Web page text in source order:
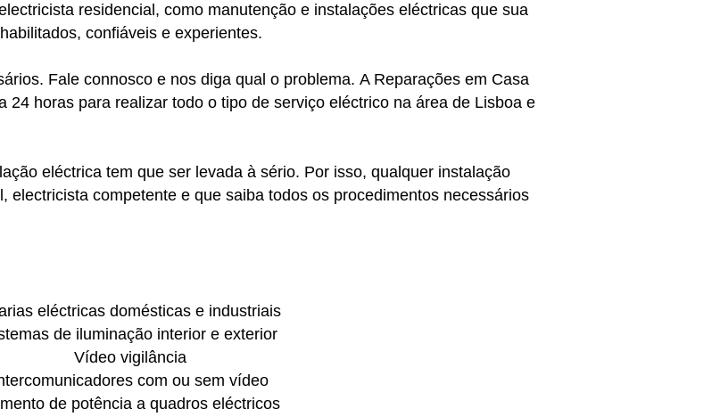
residencial, como manutenção e instalações eléctricas que sua
confiáveis e experientes.
Fale connosco e nos diga qual o problema. A Reparações em Casa
24 horas para realizar todo o tipo de serviço eléctrico na área de Lisboa e
eléctrica tem que ser levada à sério. Por isso, qualquer instalação
electricista competente e que saiba todos os procedimentos necessários
eléctricas domésticas e industriais
de iluminação interior e exterior
Vídeo vigilância
com ou sem vídeo
de potência a quadros eléctricos